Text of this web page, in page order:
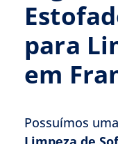
para
em
Possuímos